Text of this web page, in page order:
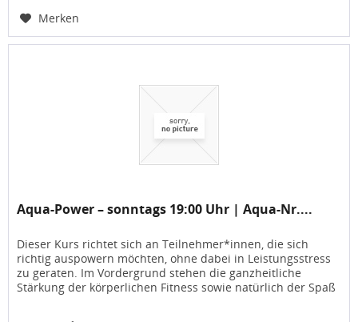
Merken
Aqua-Power – sonntags 19:00 Uhr | Aqua-Nr....
Dieser Kurs richtet sich an Teilnehmer*innen, die sich
richtig auspowern möchten, ohne dabei in Leistungsstress
zu geraten. Im Vordergrund stehen die ganzheitliche
Stärkung der körperlichen Fitness sowie natürlich der Spaß